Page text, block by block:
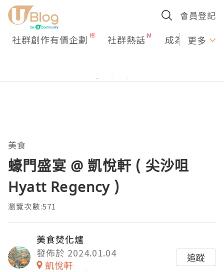
會員登記
社群創作有價企劃 社群熱話 成為U更多
美食
蠔門盛宴 @ 凱悅軒 ( 尖沙咀
Hyatt Regency )
瀏覽次數:571
美食焚化爐
發佈於 2024.01.04
凱悅軒
追蹤